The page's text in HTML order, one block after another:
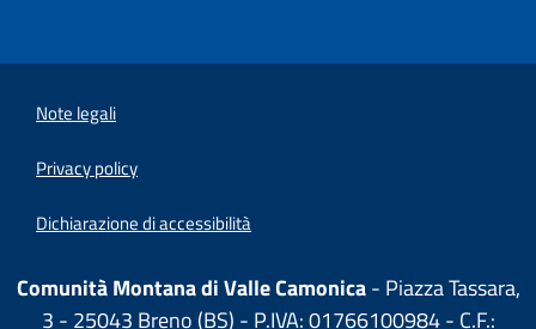
Note legali
Privacy policy
Dichiarazione di accessibilità
Comunità Montana di Valle Camonica- Piazza Tassara,
3 - 25043 Breno (BS) - P.IVA: 01766100984 - C.F.: